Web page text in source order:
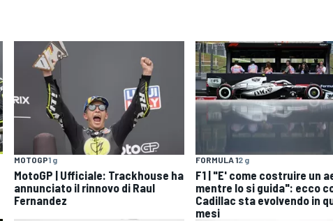
MOTOGP1 g
MotoGP | Ufficiale: Trackhouse ha
annunciato il rinnovo di Raul
Fernandez
FORMULA 12 g
F1 | "E' come costruire un
mentre lo si guida": ecco
Cadillac sta evolvendo in
mesi